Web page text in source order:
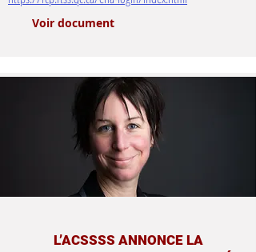
Voir document
L’ACSSSS ANNONCE LA